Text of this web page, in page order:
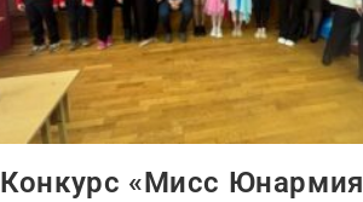
️Конкурс «Мисс Юнармия